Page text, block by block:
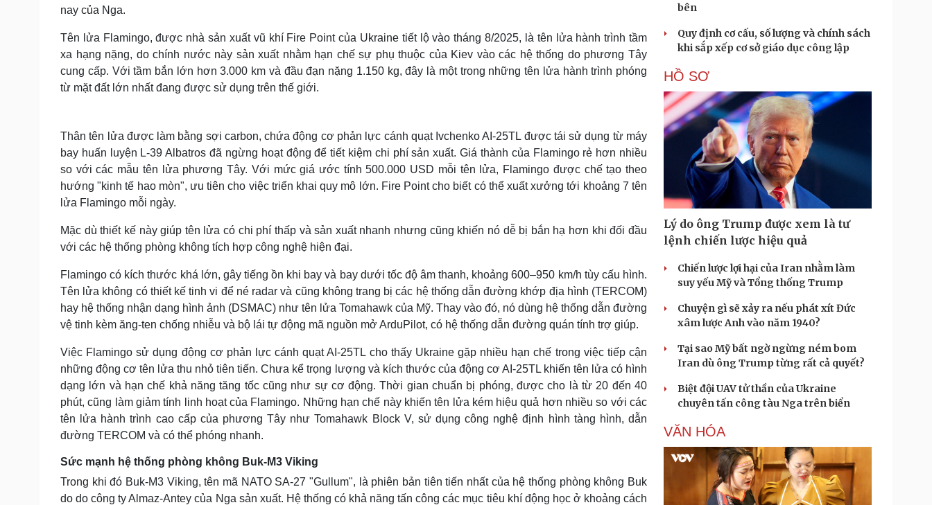
nay của Nga.
Tên lửa Flamingo, được nhà sản xuất vũ khí Fire Point của Ukraine tiết lộ vào tháng 8/2025, là tên lửa hành trình tầm
xa hạng nặng, do chính nước này sản xuất nhằm hạn chế sự phụ thuộc của Kiev vào các hệ thống do phương Tây
cung cấp. Với tầm bắn lớn hơn 3.000 km và đầu đạn nặng 1.150 kg, đây là một trong những tên lửa hành trình phóng
từ mặt đất lớn nhất đang được sử dụng trên thế giới.
Thân tên lửa được làm bằng sợi carbon, chứa động cơ phản lực cánh quạt Ivchenko AI-25TL được tái sử dụng từ máy
bay huấn luyện L-39 Albatros đã ngừng hoạt động để tiết kiệm chi phí sản xuất. Giá thành của Flamingo rẻ hơn nhiều
so với các mẫu tên lửa phương Tây. Với mức giá ước tính 500.000 USD mỗi tên lửa, Flamingo được chế tạo theo
hướng "kinh tế hao mòn", ưu tiên cho việc triển khai quy mô lớn. Fire Point cho biết có thể xuất xưởng tới khoảng 7 tên
lửa Flamingo mỗi ngày.
Mặc dù thiết kế này giúp tên lửa có chi phí thấp và sản xuất nhanh nhưng cũng khiến nó dễ bị bắn hạ hơn khi đối đầu
với các hệ thống phòng không tích hợp công nghệ hiện đại.
Flamingo có kích thước khá lớn, gây tiếng ồn khi bay và bay dưới tốc độ âm thanh, khoảng 600–950 km/h tùy cấu hình.
Tên lửa không có thiết kế tinh vi để né radar và cũng không trang bị các hệ thống dẫn đường khớp địa hình (TERCOM)
hay hệ thống nhận dạng hình ảnh (DSMAC) như tên lửa Tomahawk của Mỹ. Thay vào đó, nó dùng hệ thống dẫn đường
vệ tinh kèm ăng-ten chống nhiễu và bộ lái tự động mã nguồn mở ArduPilot, có hệ thống dẫn đường quán tính trợ giúp.
Việc Flamingo sử dụng động cơ phản lực cánh quạt AI-25TL cho thấy Ukraine gặp nhiều hạn chế trong việc tiếp cận
những động cơ tên lửa thu nhỏ tiên tiến. Chưa kể trọng lượng và kích thước của động cơ AI-25TL khiến tên lửa có hình
dạng lớn và hạn chế khả năng tăng tốc cũng như sự cơ động. Thời gian chuẩn bị phóng, được cho là từ 20 đến 40
phút, cũng làm giảm tính linh hoạt của Flamingo. Những hạn chế này khiến tên lửa kém hiệu quả hơn nhiều so với các
tên lửa hành trình cao cấp của phương Tây như Tomahawk Block V, sử dụng công nghệ định hình tàng hình, dẫn
đường TERCOM và có thể phóng nhanh.
Sức mạnh hệ thống phòng không Buk-M3 Viking
Trong khi đó Buk-M3 Viking, tên mã NATO SA-27 "Gullum", là phiên bản tiên tiến nhất của hệ thống phòng không Buk
do do công ty Almaz-Antey của Nga sản xuất. Hệ thống có khả năng tấn công các mục tiêu khí động học ở khoảng cách
bên
Quy định cơ cấu, số lượng và chính sách
khi sắp xếp cơ sở giáo dục công lập
HỒ SƠ
Lý do ông Trump được xem là tư
lệnh chiến lược hiệu quả
Chiến lược lợi hại của Iran nhằm làm
suy yếu Mỹ và Tổng thống Trump
Chuyện gì sẽ xảy ra nếu phát xít Đức
xâm lược Anh vào năm 1940?
Tại sao Mỹ bất ngờ ngừng ném bom
Iran dù ông Trump từng rất cả quyết?
Biệt đội UAV tử thần của Ukraine
chuyên tấn công tàu Nga trên biển
VĂN HÓA